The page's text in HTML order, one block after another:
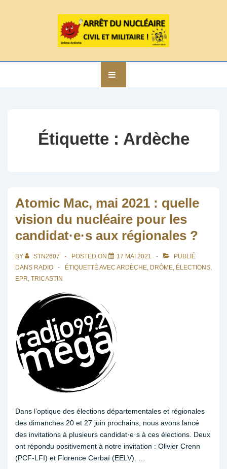
Navigation
Étiquette : Ardèche
Atomic Mac, mai 2021 : quelle
vision du nucléaire pour les
candidat·e·s aux régionales ?
BY STN2607 POSTED ON 17 MAI 2021
PUBLIÉ
DANS RADIO ÉTIQUETTÉ AVEC ARDÈCHE, DRÔME, ÉLECTIONS,
EPR, TRICASTIN
Dans l’optique des élections départementales et régionales
des dimanches 20 et 27 juin prochains, nous avons lancé
des invitations à plusieurs candidat·e·s à ces élections. Deux
ont répondu positivement à notre invitation : Olivier Crenn
(PCF-LFI) et Florence Cerbaï (EELV). …